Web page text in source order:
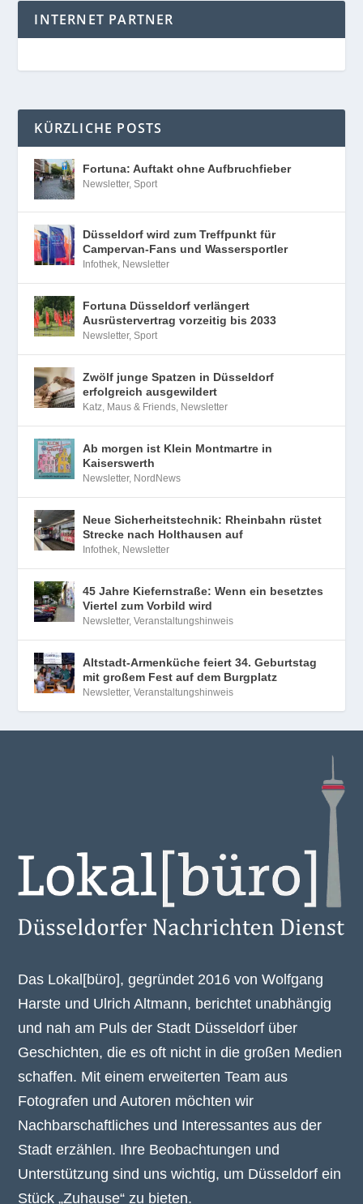
INTERNET PARTNER
KÜRZLICHE POSTS
Fortuna: Auftakt ohne Aufbruchfieber
Newsletter,Sport
Düsseldorf wird zum Treffpunkt für
Campervan-Fans und Wassersportler
Infothek, Newsletter
Fortuna Düsseldorf verlängert
Ausrüstervertrag vorzeitig bis 2033
Newsletter,Sport
Zwölf junge Spatzen in Düsseldorf
erfolgreich ausgewildert
Katz, Maus & Friends, Newsletter
Ab morgen ist Klein Montmartre in
Kaiserswerth
Newsletter, NordNews
Neue Sicherheitstechnik: Rheinbahn rüstet
Strecke nach Holthausen auf
Infothek, Newsletter
45 Jahre Kiefernstraße: Wenn ein besetztes
Viertel zum Vorbild wird
Newsletter,Veranstaltungshinweis
Altstadt-Armenküche feiert 34. Geburtstag
mit großem Fest auf dem Burgplatz
Newsletter,Veranstaltungshinweis
Das Lokal[büro], gegründet 2016 von Wolfgang
Harste und Ulrich Altmann, berichtet unabhängig
und nah am Puls der Stadt Düsseldorf über
Geschichten, die es oft nicht in die großen Medien
schaffen. Mit einem erweiterten Team aus
Fotografen und Autoren möchten wir
Nachbarschaftliches und Interessantes aus der
Stadt erzählen. Ihre Beobachtungen und
Unterstützung sind uns wichtig, um Düsseldorf ein
Stück „Zuhause“ zu bieten.